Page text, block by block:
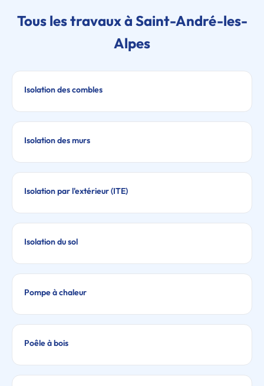
Tous les travaux à Saint-André-les-
Alpes
Isolation des combles
Isolation des murs
Isolation par l'extérieur (ITE)
Isolation du sol
Pompe à chaleur
Poêle à bois